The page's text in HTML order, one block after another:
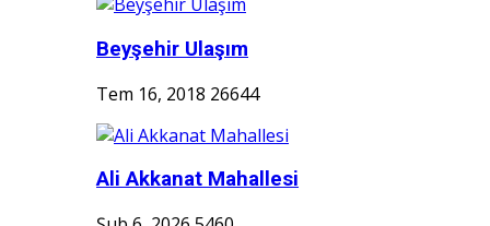
Beyşehir Ulaşım
Tem 16, 2018 26644
Ali Akkanat Mahallesi